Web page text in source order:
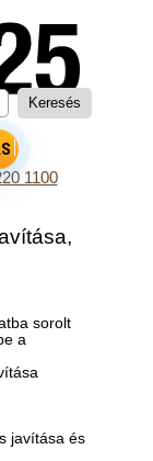
1100
sorolt
a
javítása és